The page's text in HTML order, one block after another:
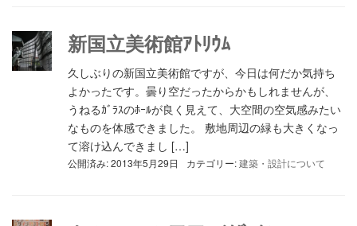
新国立美術館ｱﾄﾘｳﾑ
久しぶりの新国立美術館ですが、今日は何だか気持ち
よかったです。曇り空だったからかもしれませんが、
うねるｶﾞﾗｽのﾎｰﾙが良く見えて、大空間の空気感みたい
なものを体感できました。 敷地周辺の緑も大きくなっ
て溶け込んできまし […]
公開済み: 2013年5月29日 カテゴリー:建築・設計について